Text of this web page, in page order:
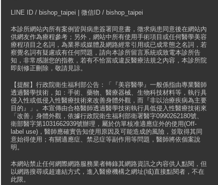
LINE ID / bishop_taipei | 微信ID / bishop_taipei
本診所網站內所有案例皆與病患簽署同意書，徵求病患同意後在網站內
供網友作為療程參考；另外，網站中所有使用手術項目或任何醫學美容
療程項目之名詞，為業界或媒體及網路經常引用或已成常態之名詞，若
察覺名詞有疑慮或有任何問題，請向本診所留言系統或致電本診所告
知，非常感謝您的指教，若有不恰當或違反醫療法規之內容，本診所院
即刻修正刪除，敬請見諒。
【提醒】行政院衛生福利部公告：「『美容醫學』一般係指由專業醫師
透過醫學技術，如：手術、藥物、醫療器械、生物科技材料等，執行具
侵入性或低侵入性醫療技術來改善身體外觀，而『非以治療疾病為主要
目的』」。本宣傳由合格醫師透過醫學技術執行具低侵入性醫療技術來
「改善」身體外觀，依據行政院衛生福利部衛署醫字0990262180號、
衛部醫字第1031662939號辦理，屬於仿單核准適應症外的使用(Off-
label use)，醫師應確實告知使用原因及可能造成的風險，並取得其同
意始得使用；有關適應症、禁忌症等副作用等問題，醫師將依個案說
明。
本網站禁止任何網際網路服務業者轉錄其網路資訊之內容供人點閱，但
以網路搜尋或超連結方式，進入醫療機構之網址(域)直接點閱者，不在
此限。